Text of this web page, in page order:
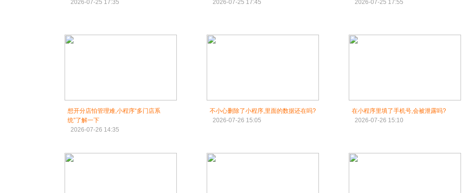
2026-07-25 17:35
2026-07-25 17:45
2026-07-25 17:55
想开分店怕管理难,小程序“多门店系
统”了解一下
2026-07-26 14:35
不小心删除了小程序,里面的数据还在吗?
2026-07-26 15:05
在小程序里填了手机号,会被泄露吗?
2026-07-26 15:10